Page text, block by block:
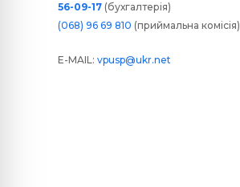
56-09-17 (бухгалтерія)
(068) 96 69 810 (приймальна комісія)
E-MAIL: vpusp@ukr.net